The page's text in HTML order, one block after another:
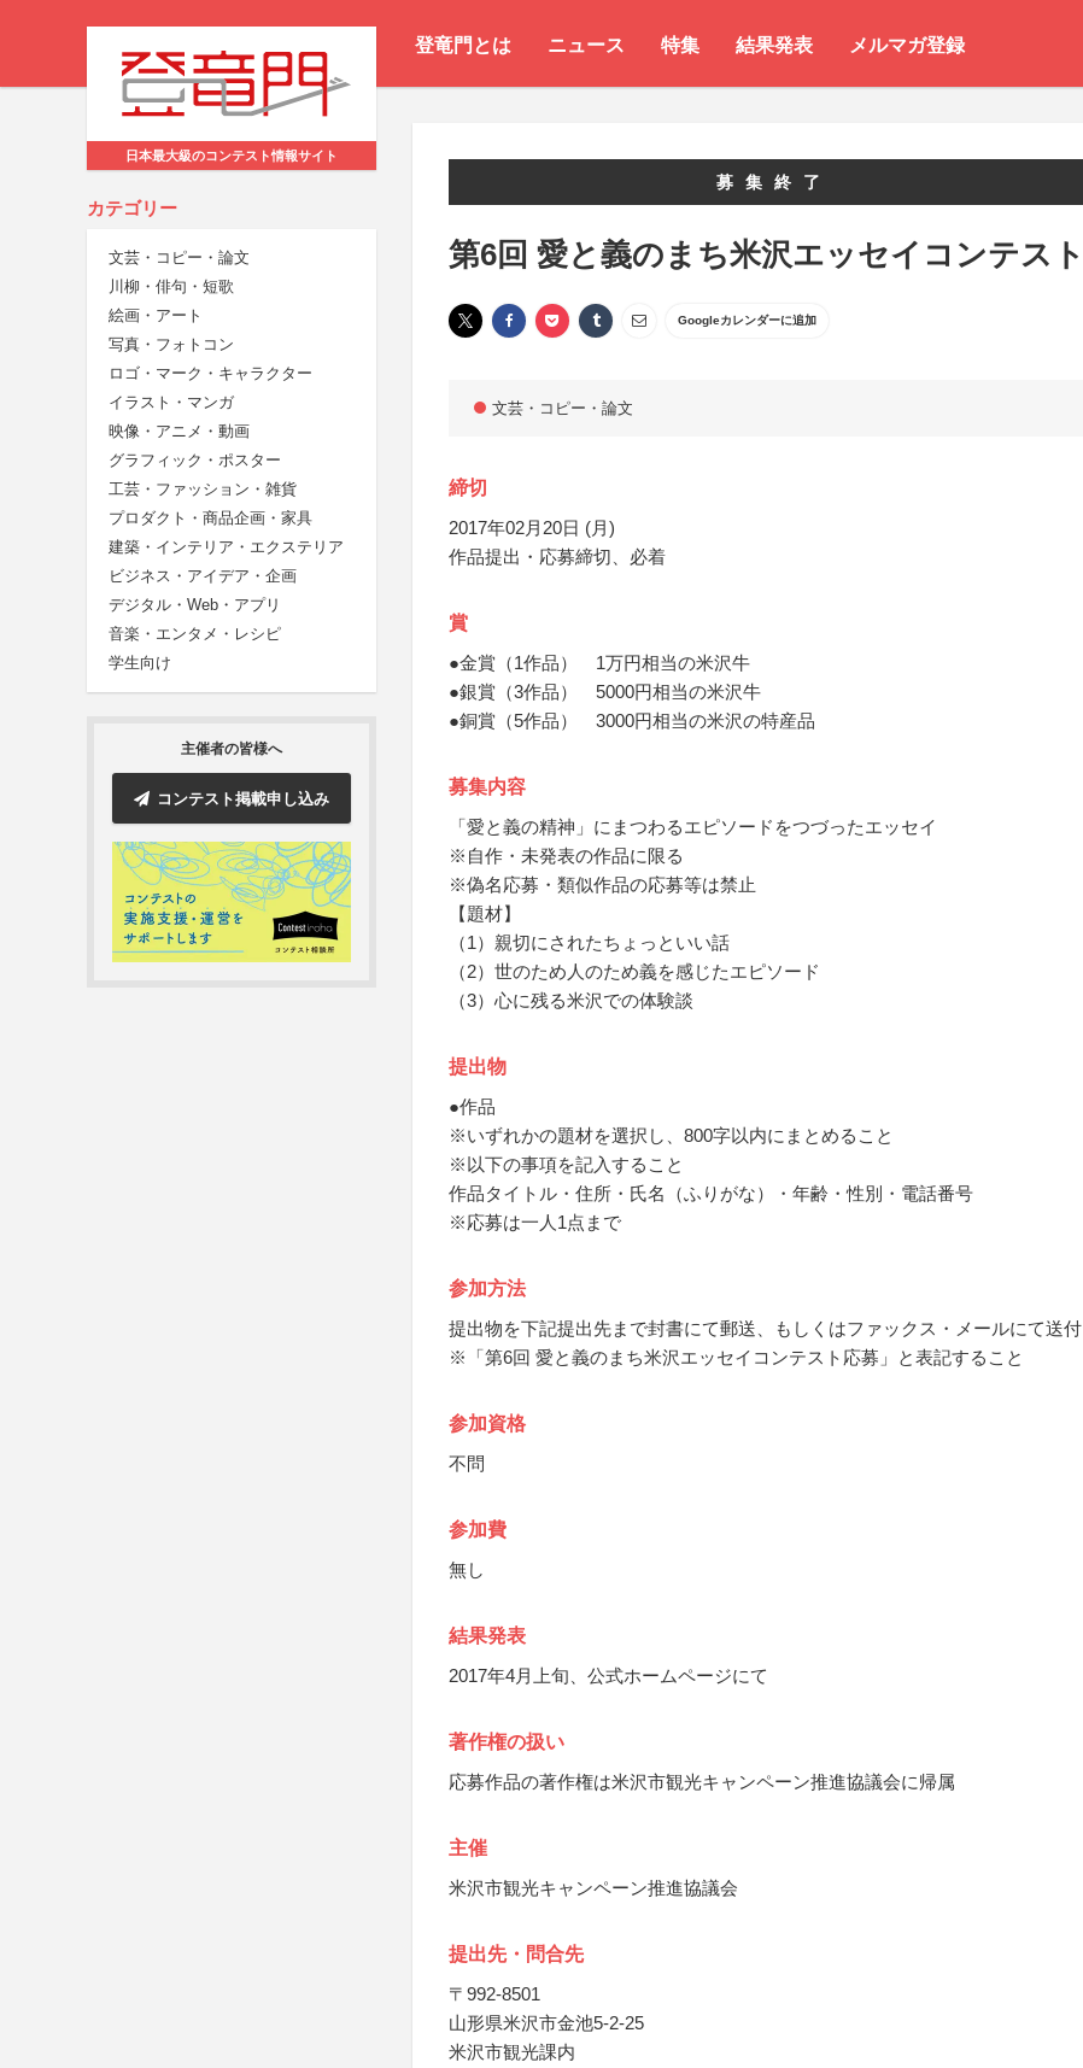
登竜門とは ニュース 特集 結果発表 メルマガ登録
日本最大級のコンテスト情報サイト
カテゴリー
文芸・コピー・論文
川柳・俳句・短歌
絵画・アート
写真・フォトコン
ロゴ・マーク・キャラクター
イラスト・マンガ
映像・アニメ・動画
グラフィック・ポスター
工芸・ファッション・雑貨
プロダクト・商品企画・家具
建築・インテリア・エクステリア
ビジネス・アイデア・企画
デジタル・Web・アプリ
音楽・エンタメ・レシピ
学生向け
主催者の皆様へ
コンテスト掲載申し込み
募集終了
第6回 愛と義のまち米沢エッセイコンテスト
Googleカレンダーに追加
文芸・コピー・論文
締切
2017年02月20日 (月)
作品提出・応募締切、必着
賞
●金賞（1作品） 1万円相当の米沢牛
●銀賞（3作品） 5000円相当の米沢牛
●銅賞（5作品） 3000円相当の米沢の特産品
募集内容
「愛と義の精神」にまつわるエピソードをつづったエッセイ
※自作・未発表の作品に限る
※偽名応募・類似作品の応募等は禁止
【題材】
（1）親切にされたちょっといい話
（2）世のため人のため義を感じたエピソード
（3）心に残る米沢での体験談
提出物
●作品
※いずれかの題材を選択し、800字以内にまとめること
※以下の事項を記入すること
作品タイトル・住所・氏名（ふりがな）・年齢・性別・電話番号
※応募は一人1点まで
参加方法
提出物を下記提出先まで封書にて郵送、もしくはファックス・メールにて送付
※「第6回 愛と義のまち米沢エッセイコンテスト応募」と表記すること
参加資格
不問
参加費
無し
結果発表
2017年4月上旬、公式ホームページにて
著作権の扱い
応募作品の著作権は米沢市観光キャンペーン推進協議会に帰属
主催
米沢市観光キャンペーン推進協議会
提出先・問合先
〒992-8501
山形県米沢市金池5-2-25
米沢市観光課内